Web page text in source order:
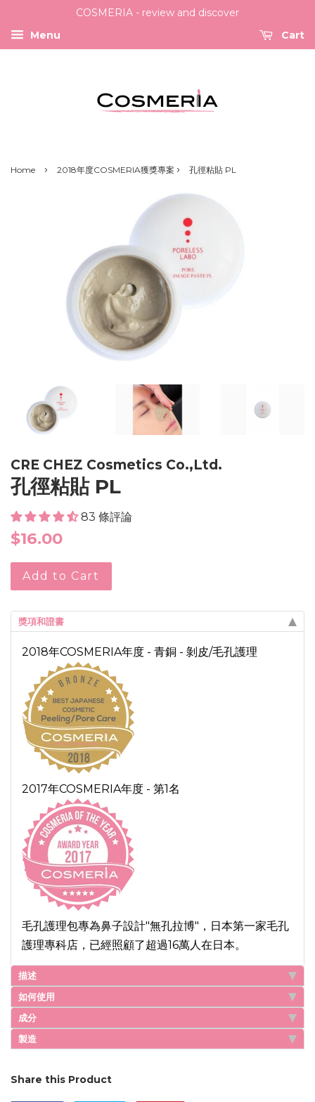
COSMERIA - review and discover
Menu
Cart
Home › 2018年度COSMERIA獲獎專案 › 孔徑粘貼 PL
CRE CHEZ Cosmetics Co.,Ltd.
孔徑粘貼 PL
83 條評論
Regular
$16.00
Add to Cart
獎項和證書
2018年COSMERIA年度 - 青銅 - 剝皮/毛孔護理
2017年COSMERIA年度 - 第1名
毛孔護理包專為鼻子設計"無孔拉博"，日本第一家毛孔
護理專科店，已經照顧了超過16萬人在日本。
描述
如何使用
成分
製造
Share this Product